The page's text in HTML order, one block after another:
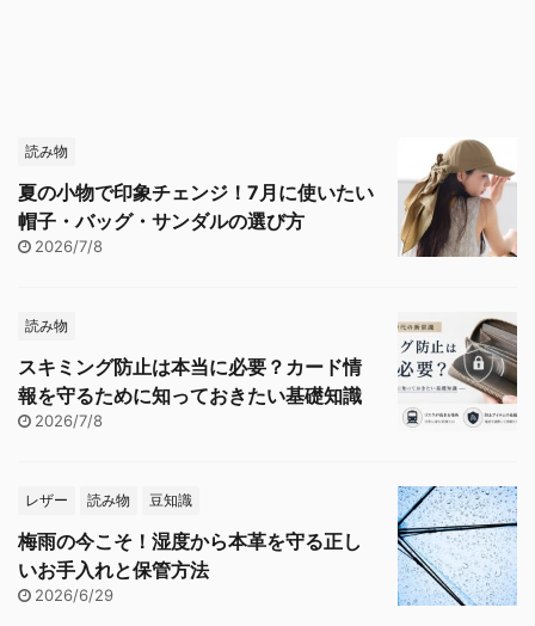
読み物
夏の小物で印象チェンジ！7月に使いたい
帽子・バッグ・サンダルの選び方
2026/7/8
読み物
スキミング防止は本当に必要？カード情
報を守るために知っておきたい基礎知識
2026/7/8
レザー 読み物 豆知識
梅雨の今こそ！湿度から本革を守る正し
いお手入れと保管方法
2026/6/29